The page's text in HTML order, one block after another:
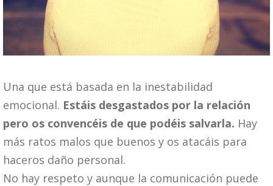
Una que está basada en la inestabilidad
emocional. Estáis desgastados por la relación
pero os convencéis de que podéis salvarla. Hay
más ratos malos que buenos y os atacáis para
haceros daño personal.
No hay respeto y aunque la comunicación puede